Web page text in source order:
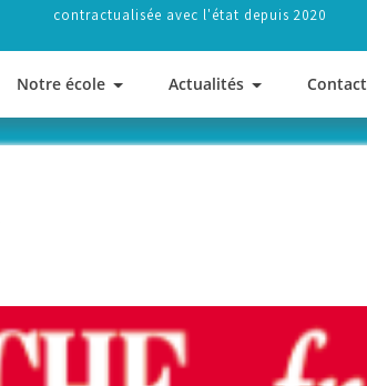
contractualisée avec l'état depuis 2020
Notre école Actualités Contact